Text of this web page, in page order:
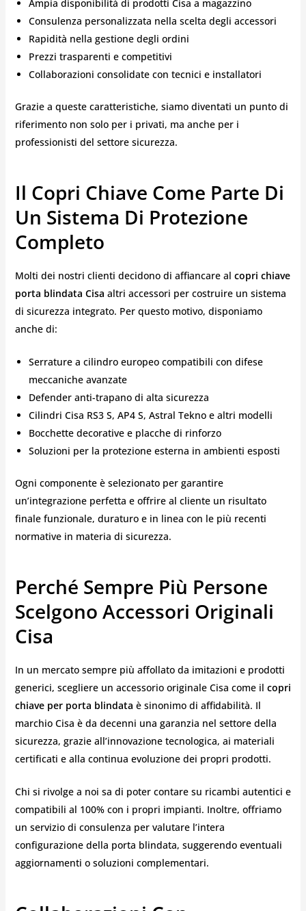
Ampia disponibilità di prodotti Cisa a magazzino
Consulenza personalizzata nella scelta degli accessori
Rapidità nella gestione degli ordini
Prezzi trasparenti e competitivi
Collaborazioni consolidate con tecnici e installatori
Grazie a queste caratteristiche, siamo diventati un punto di
riferimento non solo per i privati, ma anche per i
professionisti del settore sicurezza.
Il Copri Chiave Come Parte Di
Un Sistema Di Protezione
Completo
Molti dei nostri clienti decidono di affiancare al copri chiave
porta blindata Cisa altri accessori per costruire un sistema
di sicurezza integrato. Per questo motivo, disponiamo
anche di:
Serrature a cilindro europeo compatibili con difese
meccaniche avanzate
Defender anti-trapano di alta sicurezza
Cilindri Cisa RS3 S, AP4 S, Astral Tekno e altri modelli
Bocchette decorative e placche di rinforzo
Soluzioni per la protezione esterna in ambienti esposti
Ogni componente è selezionato per garantire
un’integrazione perfetta e offrire al cliente un risultato
finale funzionale, duraturo e in linea con le più recenti
normative in materia di sicurezza.
Perché Sempre Più Persone
Scelgono Accessori Originali
Cisa
In un mercato sempre più affollato da imitazioni e prodotti
generici, scegliere un accessorio originale Cisa come il copri
chiave per porta blindata è sinonimo di affidabilità. Il
marchio Cisa è da decenni una garanzia nel settore della
sicurezza, grazie all’innovazione tecnologica, ai materiali
certificati e alla continua evoluzione dei propri prodotti.
Chi si rivolge a noi sa di poter contare su ricambi autentici e
compatibili al 100% con i propri impianti. Inoltre, offriamo
un servizio di consulenza per valutare l’intera
configurazione della porta blindata, suggerendo eventuali
aggiornamenti o soluzioni complementari.